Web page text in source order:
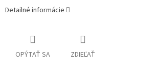
Detailné informácie
OPÝTAŤ SA ZDIEĽAŤ